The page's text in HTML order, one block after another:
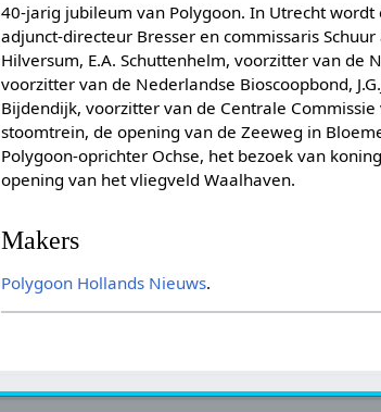
40-jarig jubileum van Polygoon. In Utrecht
adjunct-directeur Bresser en commissaris
Hilversum, E.A. Schuttenhelm, voorzitter van de
voorzitter van de Nederlandse Bioscoopbond,
Bijdendijk, voorzitter van de Centrale
stoomtrein, de opening van de Zeeweg in
Polygoon-oprichter Ochse, het bezoek van
opening van het vliegveld Waalhaven.
Makers
Polygoon Hollands Nieuws.